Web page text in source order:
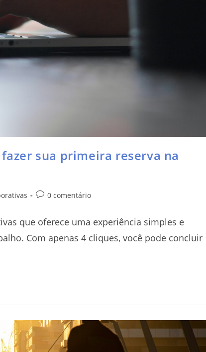
sua primeira reserva na
0 comentário
que oferece uma experiência simples e
Com apenas 4 cliques, você pode concluir